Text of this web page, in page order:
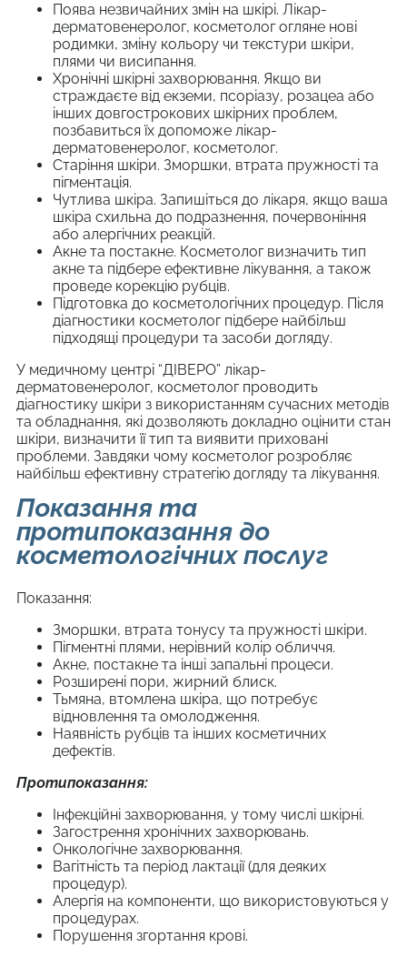
Поява незвичайних змін на шкірі. Лікар-
дерматовенеролог, косметолог огляне нові
родимки, зміну кольору чи текстури шкіри,
плями чи висипання.
Хронічні шкірні захворювання. Якщо ви
страждаєте від екземи, псоріазу, розацеа або
інших довгострокових шкірних проблем,
позбавиться їх допоможе лікар-
дерматовенеролог, косметолог.
Старіння шкіри. Зморшки, втрата пружності та
пігментація.
Чутлива шкіра. Запишіться до лікаря, якщо ваша
шкіра схильна до подразнення, почервоніння
або алергічних реакцій.
Акне та постакне. Косметолог визначить тип
акне та підбере ефективне лікування, а також
проведе корекцію рубців.
Підготовка до косметологічних процедур. Після
діагностики косметолог підбере найбільш
підходящі процедури та засоби догляду.
У медичному центрі “ДІВЕРО” лікар-
дерматовенеролог, косметолог проводить
діагностику шкіри з використанням сучасних методів
та обладнання, які дозволяють докладно оцінити стан
шкіри, визначити її тип та виявити приховані
проблеми. Завдяки чому косметолог розробляє
найбільш ефективну стратегію догляду та лікування.
Показання та
протипоказання до
косметологічних послуг
Показання:
Зморшки, втрата тонусу та пружності шкіри.
Пігментні плями, нерівний колір обличчя.
Акне, постакне та інші запальні процеси.
Розширені пори, жирний блиск.
Тьмяна, втомлена шкіра, що потребує
відновлення та омолодження.
Наявність рубців та інших косметичних
дефектів.
Протипоказання:
Інфекційні захворювання, у тому числі шкірні.
Загострення хронічних захворювань.
Онкологічне захворювання.
Вагітність та період лактації (для деяких
процедур).
Алергія на компоненти, що використовуються у
процедурах.
Порушення згортання крові.